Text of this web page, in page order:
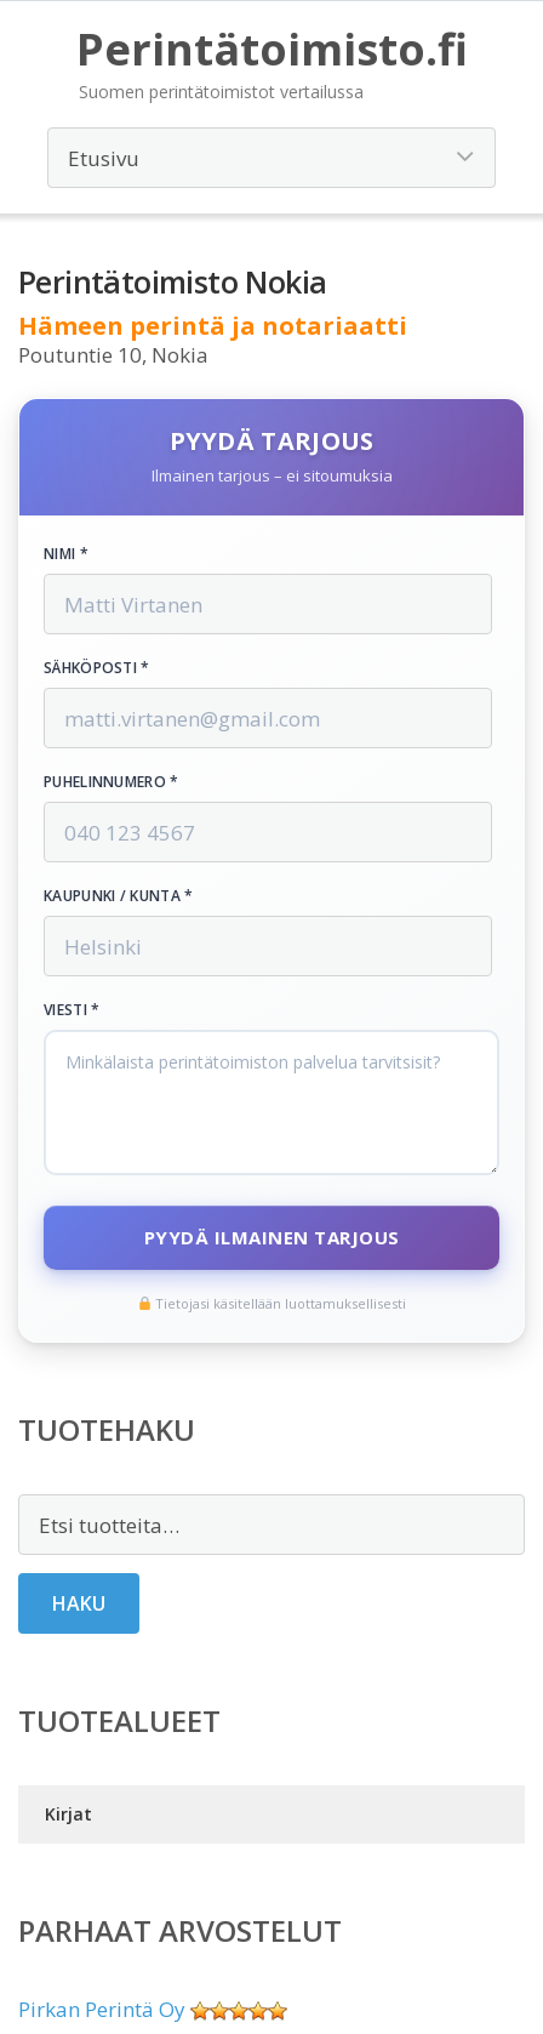
Perintätoimisto.fi
Suomen perintätoimistot vertailussa
Perintätoimisto Nokia
Hämeen perintä ja notariaatti
Poutuntie 10, Nokia
PYYDÄ TARJOUS
Ilmainen tarjous – ei sitoumuksia
NIMI *
SÄHKÖPOSTI *
PUHELINNUMERO *
KAUPUNKI / KUNTA *
VIESTI *
PYYDÄ ILMAINEN TARJOUS
Tietojasi käsitellään luottamuksellisesti
TUOTEHAKU
HAKU
TUOTEALUEET
Kirjat
PARHAAT ARVOSTELUT
Pirkan Perintä Oy